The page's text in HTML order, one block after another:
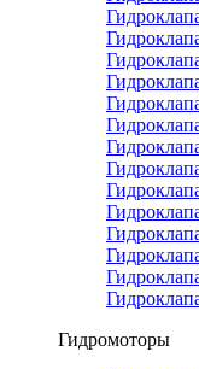
Гидромоторы